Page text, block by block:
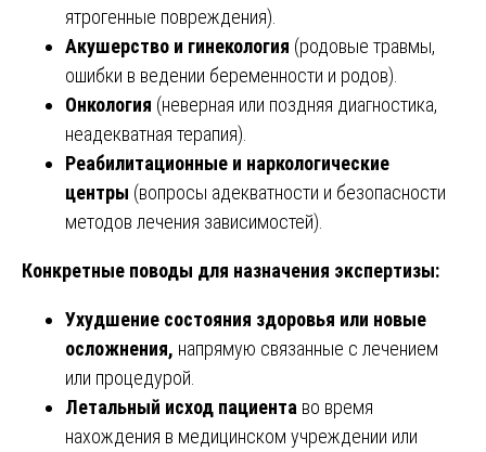
ятрогенные повреждения).
Акушерство и гинекология (родовые травмы,
ошибки в ведении беременности и родов).
Онкология (неверная или поздняя диагностика,
неадекватная терапия).
Реабилитационные и наркологические
центры (вопросы адекватности и безопасности
методов лечения зависимостей).
Конкретные поводы для назначения экспертизы:
Ухудшение состояния здоровья или новые
осложнения, напрямую связанные с лечением
или процедурой.
Летальный исход пациента во время
нахождения в медицинском учреждении или